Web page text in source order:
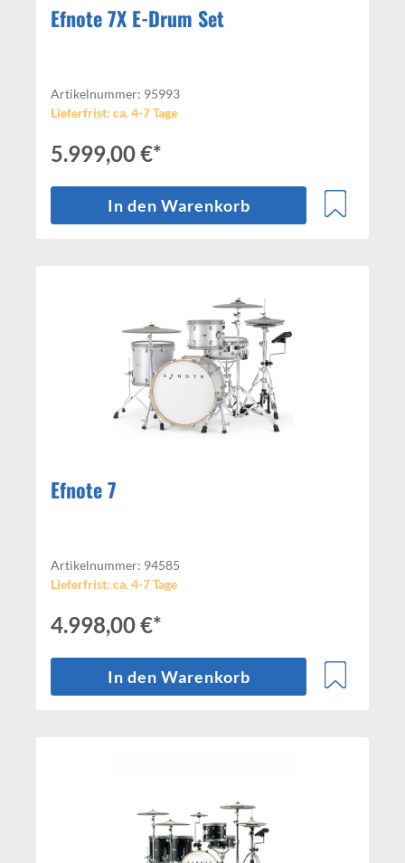
Efnote 7X E-Drum Set
Artikelnummer: 95993
Lieferfrist: ca. 4-7 Tage
5.999,00 €*
In den Warenkorb
Efnote 7
Artikelnummer: 94585
Lieferfrist: ca. 4-7 Tage
4.998,00 €*
In den Warenkorb